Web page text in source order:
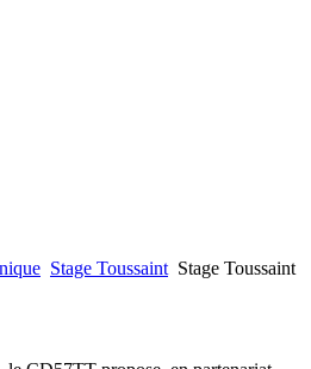
Stage Toussaint Stage Toussaint